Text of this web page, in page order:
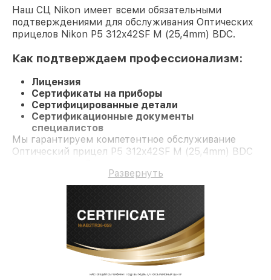
Наш СЦ Nikon имеет всеми обязательными
подтверждениями для обслуживания Оптических
прицелов Nikon P5 312x42SF M (25,4mm) BDC.
Как подтверждаем профессионализм:
Лицензия
Сертификаты на приборы
Сертифицированные детали
Сертификационные документы
специалистов
Мы гарантируем компетентное обслуживание
Оптический прицел P5 312x42SF M (25,4mm) BDC
Развернуть